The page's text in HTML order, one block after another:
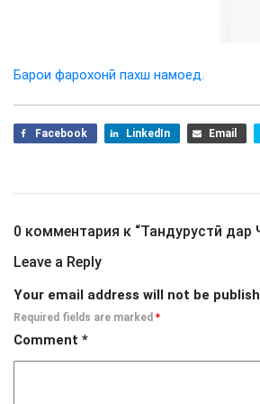
Барои фарохонӣ пахш намоед.
Facebook LinkedIn Email
0 комментария к “Тандурустӣ дар
Leave a Reply
Your email address will not be
Required fields are marked *
Comment *